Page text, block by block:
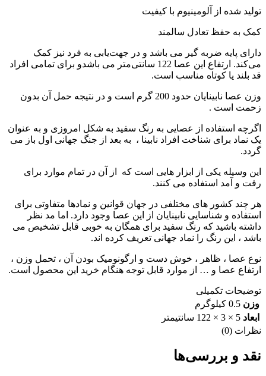
تولید شده از آلومینیوم با کیفیت
کمک به حفظ تعادل سالمند
دارای پایه ضربه گیر می باشد و در جهت‌یابی به فرد نیز کمک
می‌کند. ارتفاع این عصا 122 سانتی‌متر می باشدو برای تمامی افراد
قد بلند یا کوتاه مناسب است.
وزن عصا نابینایان حدود 200 گرم است و در نتیجه حمل آن بدون
زحمت است .
اگرچه استفاده از عصایی به رنگ سفید به شکل امروزی و به عنوان
یک نماد برای شناخت افراد نابینا ، به بعد از جنگ جهانی اول باز می
گردد.
این وسیله یکی از ابزار هایی است که از آن در تمام موارد برای
رفت و آمد استفاده می کنند.
هر چند کشور های مختلفی در جهان قوانین و نمادها متفاوتی برای
استفاده و شناسایی نابینایان از این عصا وجود دارد. اما مد نظر
داشته باشید که رنگ سفید برای همگان به خوبی قابل تشخیص می
باشد ، این رنگ را نماد جهانی تعریف کرده اند.
نوع عصا ، ظاهر ، خوش دست و ارگونومیک بودن آن ، تحمل وزن ،
ارتفاع عصا و … از موارد قابل توجه هنگام خرید این محصول است.
توضیحات تکمیلی
وزن 0.5 کیلوگرم
ابعاد 5 × 3 × 122 سانتیمتر
نظرات (0)
نقد و بررسی‌ها